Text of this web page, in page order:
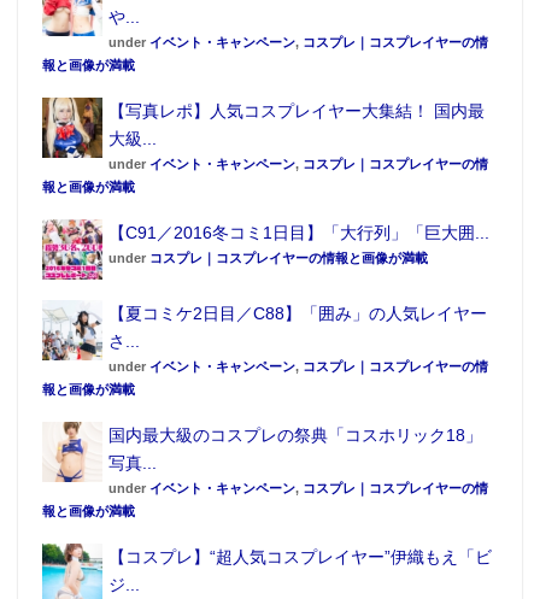
や...
under イベント・キャンペーン, コスプレ｜コスプレイヤーの情
報と画像が満載
【写真レポ】人気コスプレイヤー大集結！ 国内最
大級...
under イベント・キャンペーン, コスプレ｜コスプレイヤーの情
報と画像が満載
【C91／2016冬コミ1日目】「大行列」「巨大囲...
under コスプレ｜コスプレイヤーの情報と画像が満載
【夏コミケ2日目／C88】「囲み」の人気レイヤー
さ...
under イベント・キャンペーン, コスプレ｜コスプレイヤーの情
報と画像が満載
国内最大級のコスプレの祭典「コスホリック18」
写真...
under イベント・キャンペーン, コスプレ｜コスプレイヤーの情
報と画像が満載
【コスプレ】“超人気コスプレイヤー”伊織もえ「ビ
ジ...